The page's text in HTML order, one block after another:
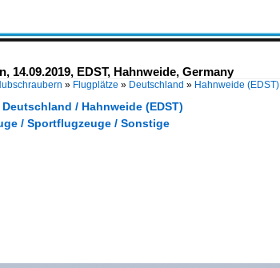
14.09.2019, EDST, Hahnweide, Germany
» Flugplätze » Deutschland » Hahnweide (EDST)
/ Hahnweide (EDST)
/ Sportflugzeuge / Sonstige